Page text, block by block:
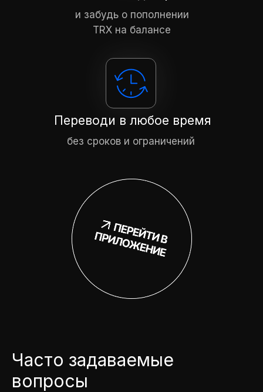
без сроков и ограничений
Переводи в любое время
и забудь о пополнении
TRX на балансе
Часто задаваемые
вопросы